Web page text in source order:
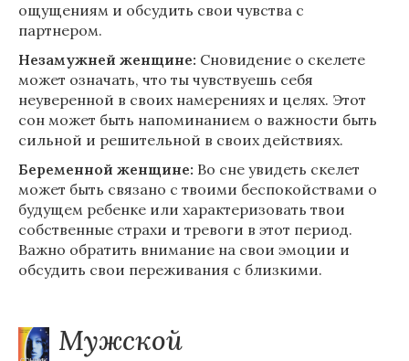
ощущениям и обсудить свои чувства с
партнером.
Незамужней женщине: Сновидение о скелете
может означать, что ты чувствуешь себя
неуверенной в своих намерениях и целях. Этот
сон может быть напоминанием о важности быть
сильной и решительной в своих действиях.
Беременной женщине: Во сне увидеть скелет
может быть связано с твоими беспокойствами о
будущем ребенке или характеризовать твои
собственные страхи и тревоги в этот период.
Важно обратить внимание на свои эмоции и
обсудить свои переживания с близкими.
Мужской